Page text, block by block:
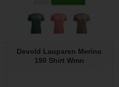
Devold Lauparen Merino
190 Shirt Wmn